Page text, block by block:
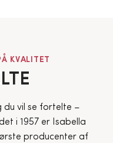
KVALITET
du vil se fortelte –
i 1957 er Isabella
producenter af